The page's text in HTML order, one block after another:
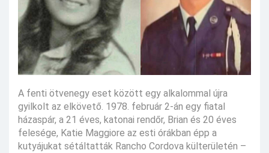
A fenti ötvenegy eset között egy alkalommal újra
gyilkolt az elkövető. 1978. február 2-án egy fiatal
házaspár, a 21 éves, katonai rendőr, Brian és 20 éves
felesége, Katie Maggiore az esti órákban épp a
kutyájukat sétáltatták Rancho Cordova külterületén –